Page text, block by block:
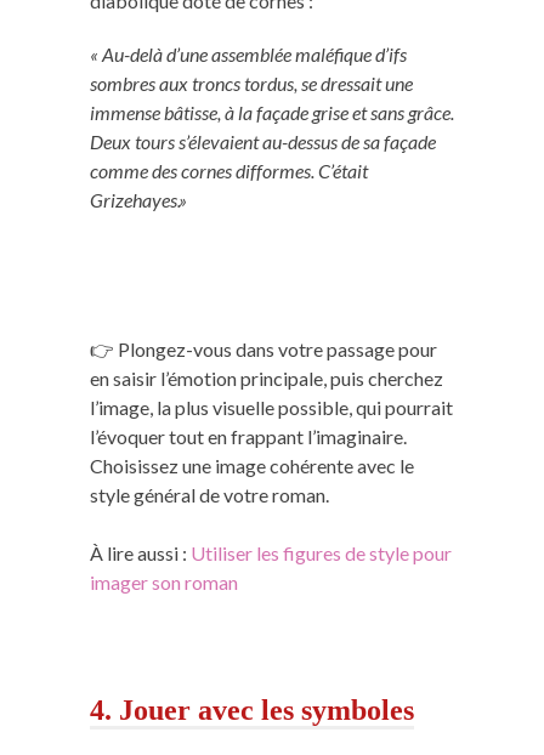
« Au-delà d’une assemblée maléfique d’ifs
sombres aux troncs tordus, se dressait une
immense bâtisse, à la façade grise et sans grâce.
Deux tours s’élevaient au-dessus de sa façade
comme des cornes difformes. C’était
Grizehayes.»
👉 Plongez-vous dans votre passage pour
en saisir l’émotion principale, puis cherchez
l’image, la plus visuelle possible, qui pourrait
l’évoquer tout en frappant l’imaginaire.
Choisissez une image cohérente avec le
style général de votre roman.
À lire aussi : Utiliser les figures de style pour
imager son roman
4. Jouer avec les symboles